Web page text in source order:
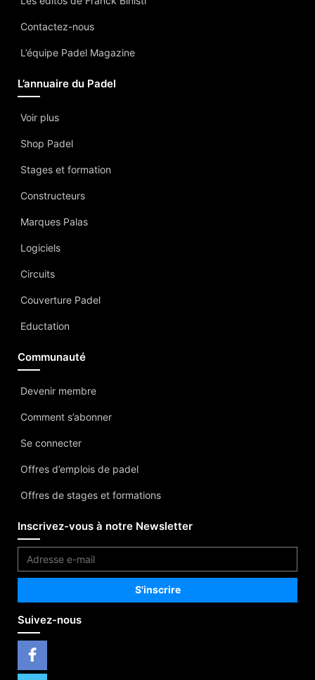
Contactez-nous
L’équipe Padel Magazine
L’annuaire du Padel
Voir plus
Shop Padel
Stages et formation
Constructeurs
Marques Palas
Logiciels
Circuits
Couverture Padel
Eductation
Communauté
Devenir membre
Comment s’abonner
Se connecter
Offres d’emplois de padel
Offres de stages et formations
Inscrivez-vous à notre Newsletter
Suivez-nous